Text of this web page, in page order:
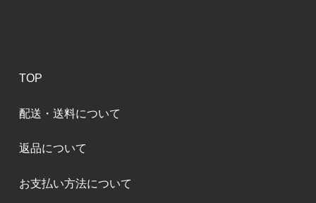
TOP
配送・送料について
返品について
お支払い方法について